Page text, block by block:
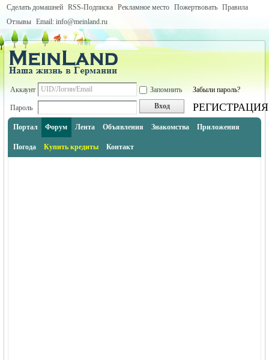
Сделать домашней RSS-Подписка Рекламное место Пожертвовать Правила
Отзывы Email: info@meinland.ru
Аккаунт Запомнить Забыли пароль?
Пароль Вход РЕГИСТРАЦИЯ
Портал Форум Лента Объявления Знакомства Приложения
Погода Купить кредиты Контакт